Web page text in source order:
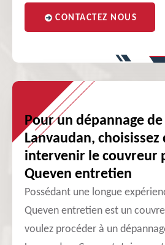
CONTACTEZ NOUS
Pour un dépannage
Lanvaudan, choisissez
intervenir le couvreur
Queven entretien
Possédant une longue
Queven entretien est un
voulez procéder à un